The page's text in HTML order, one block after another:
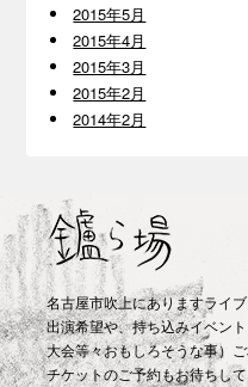
2015年5月
2015年4月
2015年3月
2015年2月
2014年2月
名古屋市吹上にありますライ
出演希望や、持ち込みイベン
大会等々おもしろそうな事）ご
チケットのご予約もお待ちして